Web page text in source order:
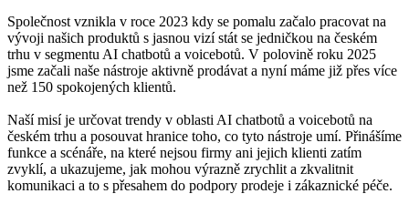
Společnost vznikla v roce 2023 kdy se pomalu začalo pracovat na
vývoji našich produktů s jasnou vizí stát se jedničkou na českém
trhu v segmentu AI chatbotů a voicebotů. V polovině roku 2025
jsme začali naše nástroje aktivně prodávat a nyní máme již přes více
než 150 spokojených klientů.
Naší misí je určovat trendy v oblasti AI chatbotů a voicebotů na
českém trhu a posouvat hranice toho, co tyto nástroje umí. Přinášíme
funkce a scénáře, na které nejsou firmy ani jejich klienti zatím
zvyklí, a ukazujeme, jak mohou výrazně zrychlit a zkvalitnit
komunikaci a to s přesahem do podpory prodeje i zákaznické péče.